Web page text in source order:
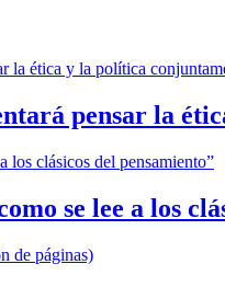
pensar la
se lee a los